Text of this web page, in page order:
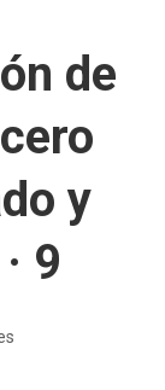
de
y
9